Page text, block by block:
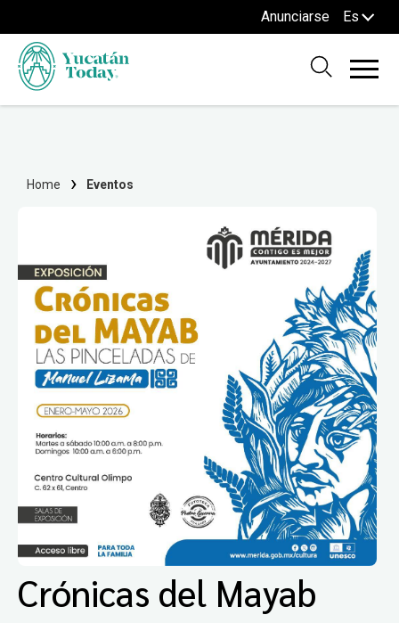
Anunciarse Es
Home Eventos
Crónicas del Mayab